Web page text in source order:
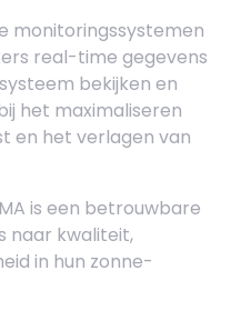
monitoringssystemen
real-time gegevens
bekijken en
het maximaliseren
en het verlagen van
is een betrouwbare
naar kwaliteit,
in hun zonne-